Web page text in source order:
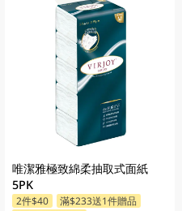
唯潔雅極致綿柔抽取式面紙
5PK
2件$40
滿$233送1件贈品